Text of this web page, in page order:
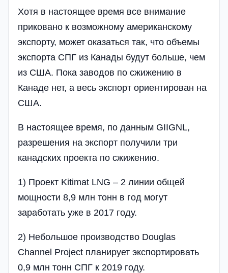
Хотя в настоящее время все внимание
приковано к возможному американскому
экспорту, может оказаться так, что объемы
экспорта СПГ из Канады будут больше, чем
из США. Пока заводов по сжижению в
Канаде нет, а весь экспорт ориентирован на
США.
В настоящее время, по данным GIIGNL,
разрешения на экспорт получили три
канадских проекта по сжижению.
1) Проект Kitimat LNG – 2 линии общей
мощности 8,9 млн тонн в год могут
заработать уже в 2017 году.
2) Небольшое производство Douglas
Channel Project планирует экспортировать
0,9 млн тонн СПГ к 2019 году.